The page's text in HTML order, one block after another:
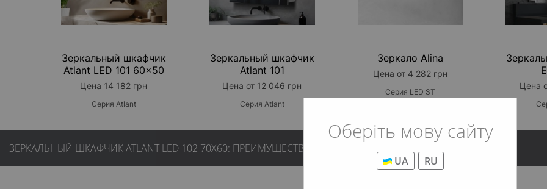
Оберіть мову сайту
UA RU
Зеркальный шкафчик
Atlant LED 101 60x50
Цена 14 182 грн
Серия Atlant
Зеркальный шкафчик
Atlant 101
Цена от 12 046 грн
Серия Atlant
Зеркало Alina
Цена от 4 282 грн
Серия LED ST
Цена
ЗЕРКАЛЬНЫЙ ШКАФЧИК ATLANT LED 102 70X60: ПРЕИМУЩЕСТВА